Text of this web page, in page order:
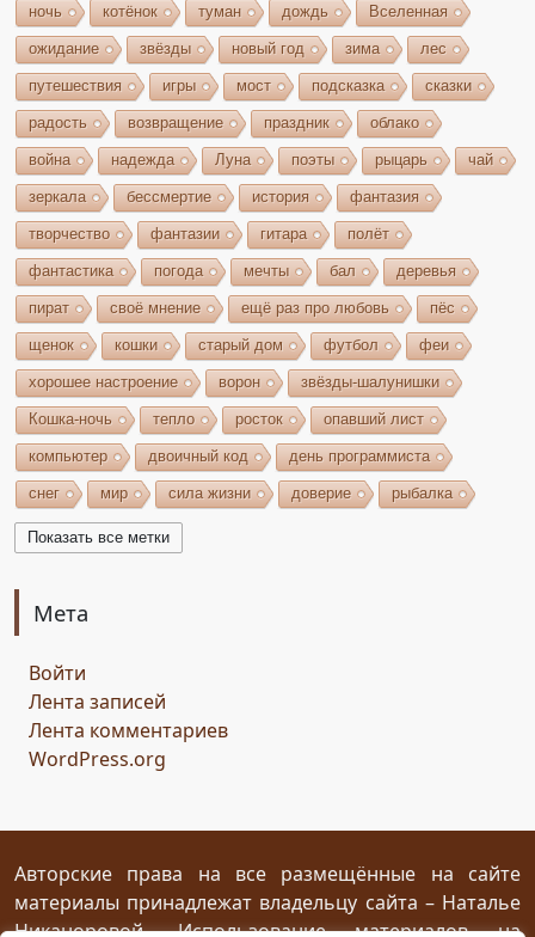
ночь котёнок туман дождь Вселенная
ожидание звёзды новый год зима лес
путешествия игры мост подсказка сказки
радость возвращение праздник облако
война надежда Луна поэты рыцарь чай
зеркала бессмертие история фантазия
творчество фантазии гитара полёт
фантастика погода мечты бал деревья
пират своё мнение ещё раз про любовь пёс
щенок кошки старый дом футбол феи
хорошее настроение ворон звёзды-шалунишки
Кошка-ночь тепло росток опавший лист
компьютер двоичный код день программиста
снег мир сила жизни доверие рыбалка
волшебство игрушки
возрождение
сомнение
мяч стирательная резинка
ресторан
птица Киви путеводный камень магия камня
Показать все метки
Мета
Войти
Лента записей
Лента комментариев
WordPress.org
Авторские права на все размещённые на сайте
материалы принадлежат владельцу сайта – Наталье
Никаноровой. Использование материалов на